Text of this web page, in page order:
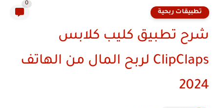
تطبيقات ربحية
0
شرح تطبيق كليب كلابس
ClipClaps لربح المال من الهاتف
2024